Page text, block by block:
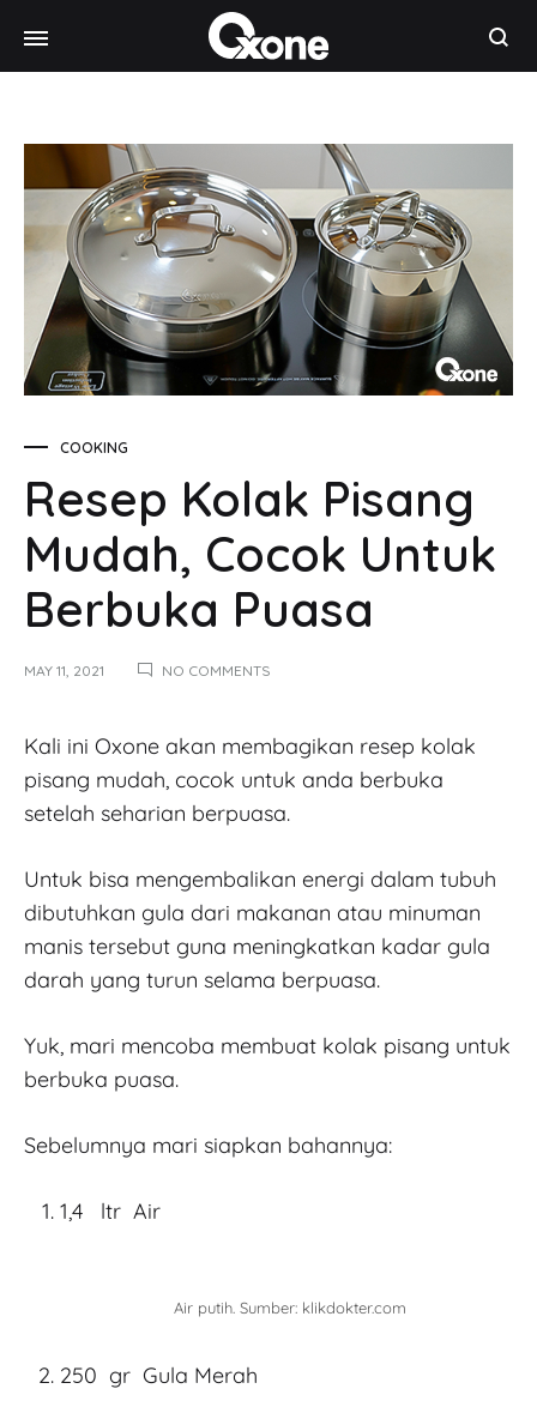
Oxone
Chef
your
home
COOKING
Resep Kolak Pisang
Mudah, Cocok Untuk
Berbuka Puasa
MAY 11, 2021 NO COMMENTS
Kali ini Oxone akan membagikan resep kolak
pisang mudah, cocok untuk anda berbuka
setelah seharian berpuasa.
Untuk bisa mengembalikan energi dalam tubuh
dibutuhkan gula dari makanan atau minuman
manis tersebut guna meningkatkan kadar gula
darah yang turun selama berpuasa.
Yuk, mari mencoba membuat kolak pisang untuk
berbuka puasa.
Sebelumnya mari siapkan bahannya:
1,4 ltr Air
Air putih. Sumber: klikdokter.com
250 gr Gula Merah